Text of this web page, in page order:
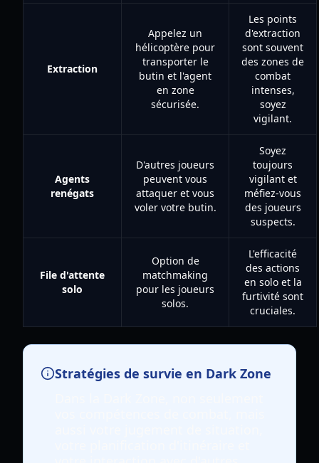
Extraction
Appelez un
hélicoptère pour
transporter le
butin et l'agent
en zone
sécurisée.
Les points
d'extraction
sont souvent
des zones de
combat
intenses,
soyez
vigilant.
Agents
renégats
D'autres joueurs
peuvent vous
attaquer et vous
voler votre butin.
Soyez
toujours
vigilant et
méfiez-vous
des joueurs
suspects.
File d'attente
solo
Option de
matchmaking
pour les joueurs
solos.
L'efficacité
des actions
en solo et la
furtivité sont
cruciales.
Stratégies de survie en Dark Zone